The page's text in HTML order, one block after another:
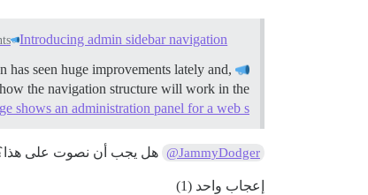
Introducing admin sidebar navigation
seen huge improvements lately and,
the navigation structure will work in the
shows an administration panel for a web s…
@JammyDodger هل يجب أن نصوت على
إعجاب واحد (1)